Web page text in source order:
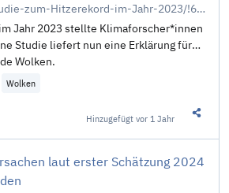
https://taz.de/Studie-zum-Hitzerekord-im-Jahr-2023/!6057456/
Jahr 2023 stellte Kli­ma­for­sche­r*in­nen
Studie liefert nun eine Erklärung für
Wolken.
Wolken
Hinzugefügtvor 1 Jahr
laut erster Schätzung 2024